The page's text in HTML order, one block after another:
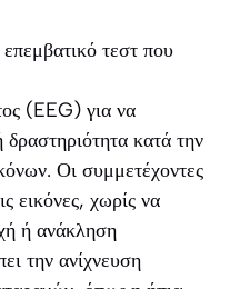
τεστ που
(EEG) για να
κατά την
Οι συμμετέχοντες
εικόνες, χωρίς να
ή ανάκληση
την ανίχνευση